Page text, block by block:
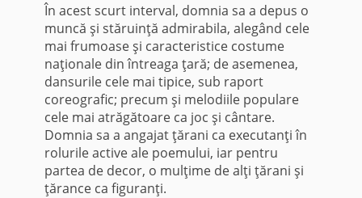
În acest scurt interval, domnia sa a depus o
muncă şi stăruinţă admirabila, alegând cele
mai frumoase şi caracteristice costume
naţionale din întreaga ţară; de asemenea,
dansurile cele mai tipice, sub raport
coreografic; precum şi melodiile popu­lare
cele mai atrăgătoare ca joc şi cântare.
Domnia sa a angajat ţărani ca executanţi în
rolurile active ale poemului, iar pentru
partea de decor, o mulţime de alţi ţărani şi
ţărance ca figuranţi.